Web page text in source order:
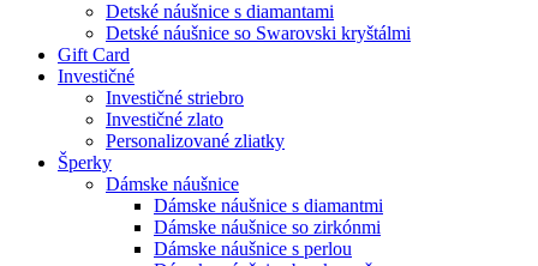
Detské náušnice s diamantami
Detské náušnice so Swarovski kryštálmi
Gift Card
Investičné
Investičné striebro
Investičné zlato
Personalizované zliatky
Šperky
Dámske náušnice
Dámske náušnice s diamantmi
Dámske náušnice so zirkónmi
Dámske náušnice s perlou